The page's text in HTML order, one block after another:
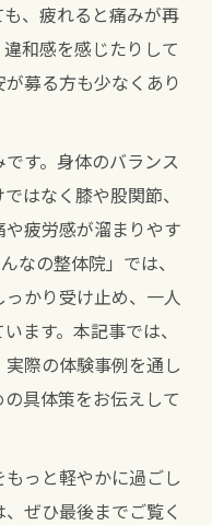
、疲れると痛みが再
和感を感じたりして
募る方も少なくあり
す。身体のバランス
はなく膝や股関節、
疲労感が溜まりやす
なの整体院」では、
かり受け止め、一人
ます。本記事では、
際の体験事例を通し
具体策をお伝えして
っと軽やかに過ごし
ぜひ最後までご覧く